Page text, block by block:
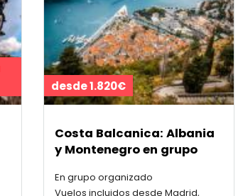
desde 1.820€
Costa Balcanica: Albania
y Montenegro en grupo
En grupo organizado
Vuelos incluidos desde Madrid,